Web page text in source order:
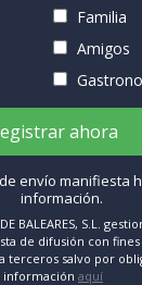
Familia
Amigos
ahora
envío manifiesta
información.
BALEARES, S.L.
de difusión con
terceros salvo por
información aquí